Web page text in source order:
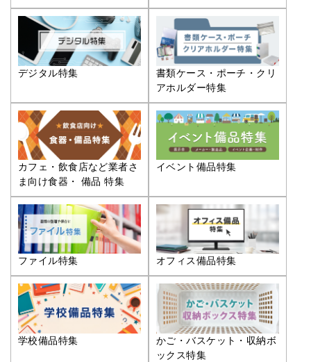
デジタル特集
書類ケース・ポーチ・クリ
アホルダー特集
カフェ・飲食店など業者さ
ま向け食器・ 備品 特集
イベント備品特集
ファイル特集 オフィス備品特集
学校備品特集
かご・バスケット・収納ボ
ックス特集